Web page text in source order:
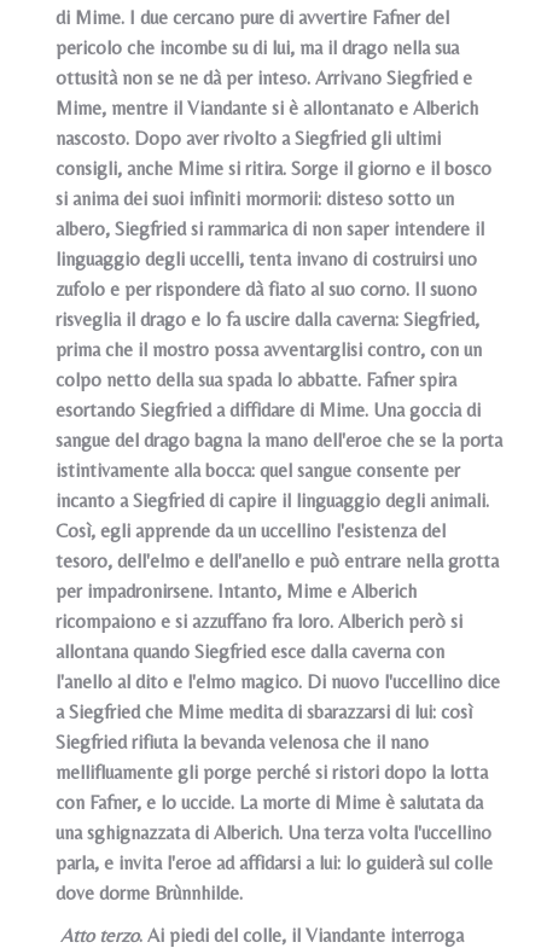
di Mime. I due cercano pure di avvertire Fafner del
pericolo che incombe su di lui, ma il drago nella sua
ottusità non se ne dà per inteso. Arrivano Siegfried e
Mime, mentre il Viandante si è allontanato e Alberich
nascosto. Dopo aver rivolto a Siegfried gli ultimi
consigli, anche Mime si ritira. Sorge il giorno e il bosco
si anima dei suoi infiniti mormorii: disteso sotto un
albero, Siegfried si rammarica di non saper intendere il
linguaggio degli uccelli, tenta invano di costruirsi uno
zufolo e per rispondere dà fiato al suo corno. Il suono
risveglia il drago e lo fa uscire dalla caverna: Siegfried,
prima che il mostro possa avventarglisi contro, con un
colpo netto della sua spada lo abbatte. Fafner spira
esortando Siegfried a diffidare di Mime. Una goccia di
sangue del drago bagna la mano dell'eroe che se la porta
istintivamente alla bocca: quel sangue consente per
incanto a Siegfried di capire il linguaggio degli animali.
Così, egli apprende da un uccellino l'esistenza del
tesoro, dell'elmo e dell'anello e può entrare nella grotta
per impadronirsene. Intanto, Mime e Alberich
ricompaiono e si azzuffano fra loro. Alberich però si
allontana quando Siegfried esce dalla caverna con
l'anello al dito e l'elmo magico. Di nuovo l'uccellino dice
a Siegfried che Mime medita di sbarazzarsi di lui: così
Siegfried rifiuta la bevanda velenosa che il nano
mellifluamente gli porge perché si ristori dopo la lotta
con Fafner, e lo uccide. La morte di Mime è salutata da
una sghignazzata di Alberich. Una terza volta l'uccellino
parla, e invita l'eroe ad affidarsi a lui: lo guiderà sul colle
dove dorme Brùnnhilde.
Atto terzo. Ai piedi del colle, il Viandante interroga